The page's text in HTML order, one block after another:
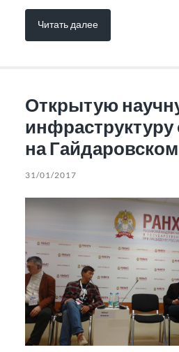
Читать далее
Открытую
на
31/01/2017